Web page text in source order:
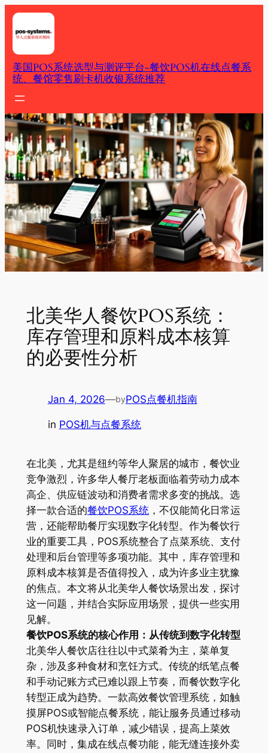
Skip
content
美国POS系统选型与测评平台-餐饮POS机在线点餐系
统、餐馆零售刷卡机收银系统推荐
北美华人餐饮POS系统：
库存管理和原料成本核算
的必要性分析
Jan 4, 2026—byPOS点餐机指南
in POS机与点餐系统
在北美，尤其是纽约等华人聚居的城市，餐饮业
竞争激烈，许多华人餐厅老板面临着劳动力成本
高企、供应链波动和消费者需求多变的挑战。选
择一款合适的餐饮POS系统，不仅能简化日常运
营，还能帮助餐厅实现数字化转型。作为餐饮行
业的重要工具，POS系统整合了点菜系统、支付
处理和后台管理等多项功能。其中，库存管理和
原料成本核算是否值得投入，成为许多业主犹豫
的焦点。本文将从北美华人餐饮场景出发，探讨
这一问题，并结合实际应用场景，提供一些实用
见解。
餐饮POS系统的核心作用：从传统到数字化转型
北美华人餐饮店往往以中式菜肴为主，菜单复
杂，涉及多种食材和烹饪方式。传统的纸笔点餐
和手动记账方式已难以跟上节奏，而餐饮数字化
转型正成为趋势。一款高效餐饮管理系统，如触
摸屏POS或智能点餐系统，能让服务员通过移动
POS机快速录入订单，减少错误，提高上菜效
率。同时，集成在线点餐功能，能无缝连接外卖